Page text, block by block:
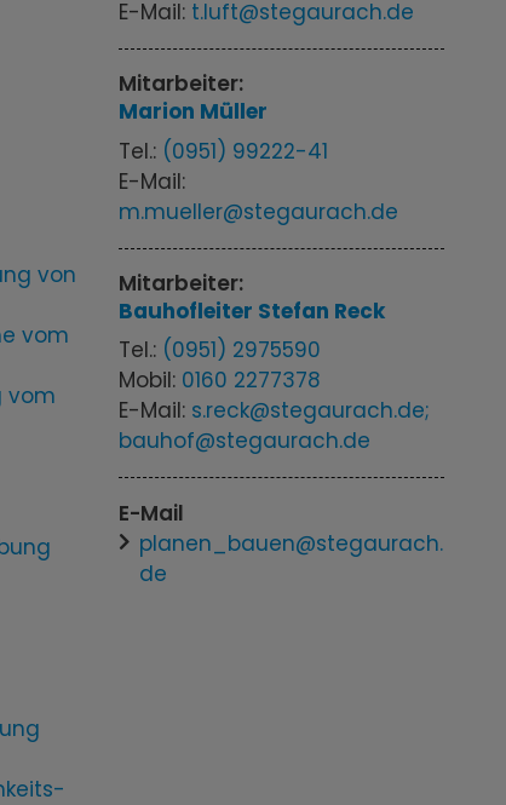
von
vom
vom
E-Mail: t.luft@stegaurach.de
Mitarbeiter:
Marion Müller
Tel.: (0951) 99222-41
E-Mail:
m.mueller@stegaurach.de
Mitarbeiter:
Bauhofleiter Stefan Reck
Tel.: (0951) 2975590
Mobil: 0160 2277378
E-Mail: s.reck@stegaurach.de;
bauhof@stegaurach.de
E-Mail
planen_bauen@stegaurach.
de